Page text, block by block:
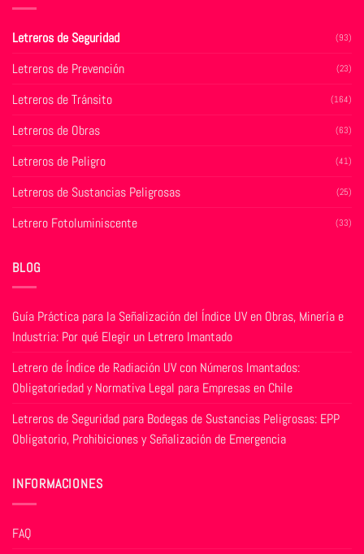
opciones
pueden
en
página
producto
Letreros de Seguridad (93)
Letreros de Prevención (23)
Letreros de Tránsito (164)
Letreros de Obras (63)
Letreros de Peligro (41)
Letreros de Sustancias Peligrosas (25)
Letrero Fotoluminiscente (33)
BLOG
Guía Práctica para la Señalización del Índice UV en Obras, Minería e
Industria: Por qué Elegir un Letrero Imantado
Letrero de Índice de Radiación UV con Números Imantados:
Obligatoriedad y Normativa Legal para Empresas en Chile
Letreros de Seguridad para Bodegas de Sustancias Peligrosas: EPP
Obligatorio, Prohibiciones y Señalización de Emergencia
INFORMACIONES
FAQ